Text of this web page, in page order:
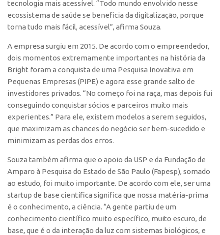
Edição 2019
Edição 2017
Inovação em Números
Propriedade Intelectual
Formas de Proteção
Patentes
Softwares
Cultivares
Desenho Industrial
Buscar Anterioridade
Como solicitar
Portal do Inventor
tecnologia mais acessível. “Todo mundo envolvido nesse
ecossistema de saúde se beneficia da digitalização, porque
torna tudo mais fácil, acessível”, afirma Souza.
A empresa surgiu em 2015. De acordo com o empreendedor,
dois momentos extremamente importantes na história da
Bright foram a conquista de uma Pesquisa Inovativa em
Pequenas Empresas (PIPE) e agora esse grande salto de
investidores privados. “No começo foi na raça, mas depois fui
conseguindo conquistar sócios e parceiros muito mais
experientes.” Para ele, existem modelos a serem seguidos,
que maximizam as chances do negócio ser bem-sucedido e
minimizam as perdas dos erros.
Souza também afirma que o apoio da USP e da Fundação de
Amparo à Pesquisa do Estado de São Paulo (Fapesp), somado
ao estudo, foi muito importante. De acordo com ele, ser uma
startup de base científica significa que nossa matéria-prima
é o conhecimento, a ciência. “A gente partiu de um
conhecimento científico muito específico, muito escuro, de
base, que é o da interação da luz com sistemas biológicos, e